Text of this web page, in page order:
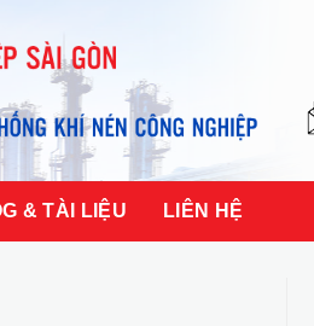
& TÀI LIỆU LIÊN HỆ